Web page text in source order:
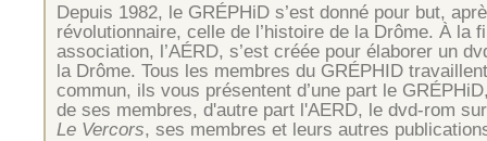
Depuis 1982, le GRÉPHiD s’est donné pour but,
révolutionnaire, celle de l’histoire de la Drôme. À la
association, l’AÉRD, s’est créée pour élaborer un
la Drôme. Tous les membres du GRÉPHID
commun, ils vous présentent d’une part le
de ses membres, d'autre part l'AERD, le dvd-rom sur
Le Vercors, ses membres et leurs autres